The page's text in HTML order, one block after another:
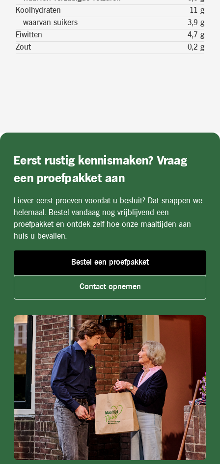
Koolhydraten
11 g
waarvan suikers
3,9 g
Eiwitten
4,7 g
Zout
0,2 g
Eerst rustig kennismaken? Vraag
een proefpakket aan
Liever eerst proeven voordat u besluit? Dat snappen we
helemaal. Bestel vandaag nog vrijblijvend een
proefpakket en ontdek zelf hoe onze maaltijden aan
huis u bevallen.
Bestel een proefpakket
Contact opnemen